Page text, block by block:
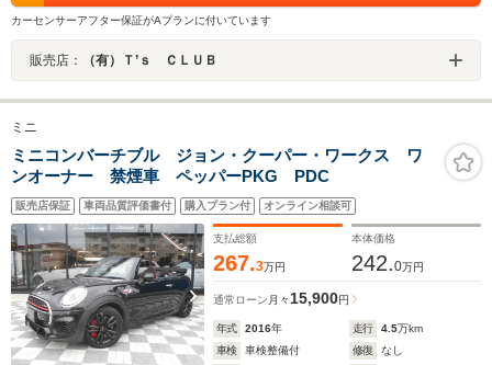
カーセンサーアフター保証がAプランに付いています
販売店： （有）Ｔ’ｓ ＣＬＵＢ
ミニ
ミニコンバーチブル ジョン・クーパー・ワークス ワ
ンオーナー 禁煙車 ペッパーPKG PDC
販売店保証 車両品質評価書付 購入プラン付 オンライン相談可
支払総額
267.3万円
本体価格
242.0万円
通常ローン 月々15,900円
年式 2016年 走行 4.5万km
車検
車検整備付 修復
なし